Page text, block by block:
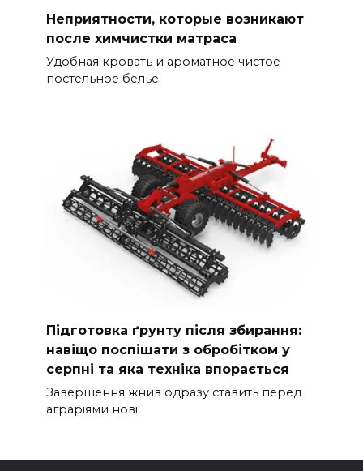
Неприятности, которые возникают
после химчистки матраса
Удобная кровать и ароматное чистое
постельное белье
Підготовка ґрунту після збирання:
навіщо поспішати з обробітком у
серпні та яка техніка впорається
Завершення жнив одразу ставить перед
аграріями нові